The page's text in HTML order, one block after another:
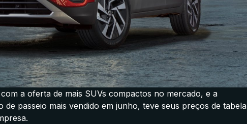
a oferta de mais SUVs compactos no mercado, e a
passeio mais vendido em junho, teve seus preços de tabela